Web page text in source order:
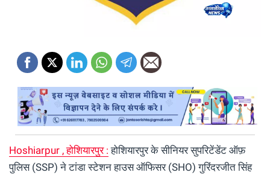
Hoshiarpur , होशियारपुर : होशियारपुर के सीनियर सुपरिटेंडेंट ऑफ़
पुलिस (SSP) ने टांडा स्टेशन हाउस ऑफिसर (SHO) गुरिंदरजीत सिंह